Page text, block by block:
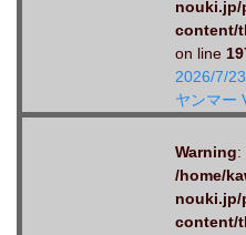
nouki.jp/
content/
on line
2026/7/23
ヤンマー
Warning:
/home/
nouki.jp/
content/